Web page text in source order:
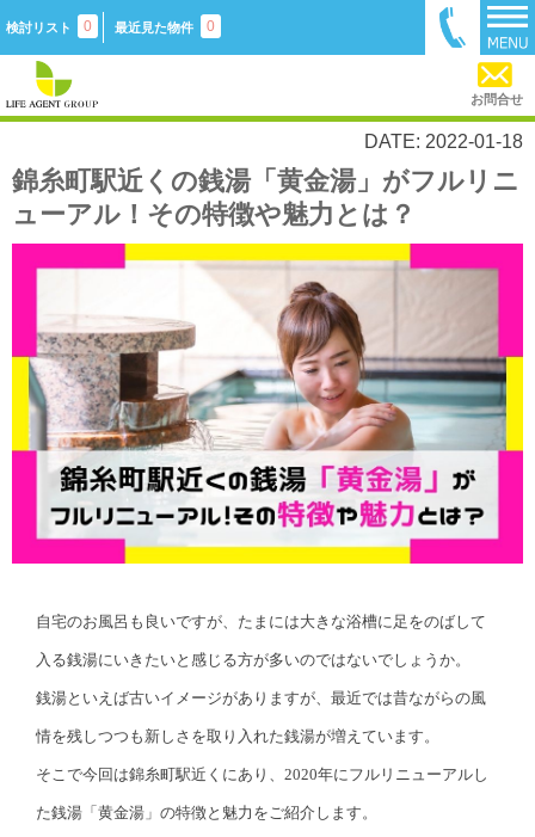
検討リスト 0 最近見た物件 0
お問合せ
DATE: 2022-01-18
錦糸町駅近くの銭湯「黄金湯」がフルリニ
ューアル！その特徴や魅力とは？
自宅のお風呂も良いですが、たまには大きな浴槽に足をのばして
入る銭湯にいきたいと感じる方が多いのではないでしょうか。
銭湯といえば古いイメージがありますが、最近では昔ながらの風
情を残しつつも新しさを取り入れた銭湯が増えています。
そこで今回は錦糸町駅近くにあり、2020年にフルリニューアルし
た銭湯「黄金湯」の特徴と魅力をご紹介します。